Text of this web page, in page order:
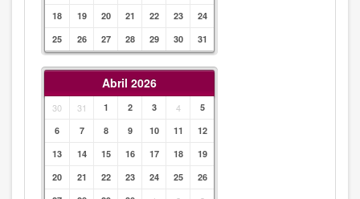
18
19 20 21 22 23
24
25
26 27 28 29 30 31
Abril 2026
30 31 1 2 3 4
5
6
7 8 9 10 11
12
13
14 15 16 17 18
19
20
21 22 23 24 25
26